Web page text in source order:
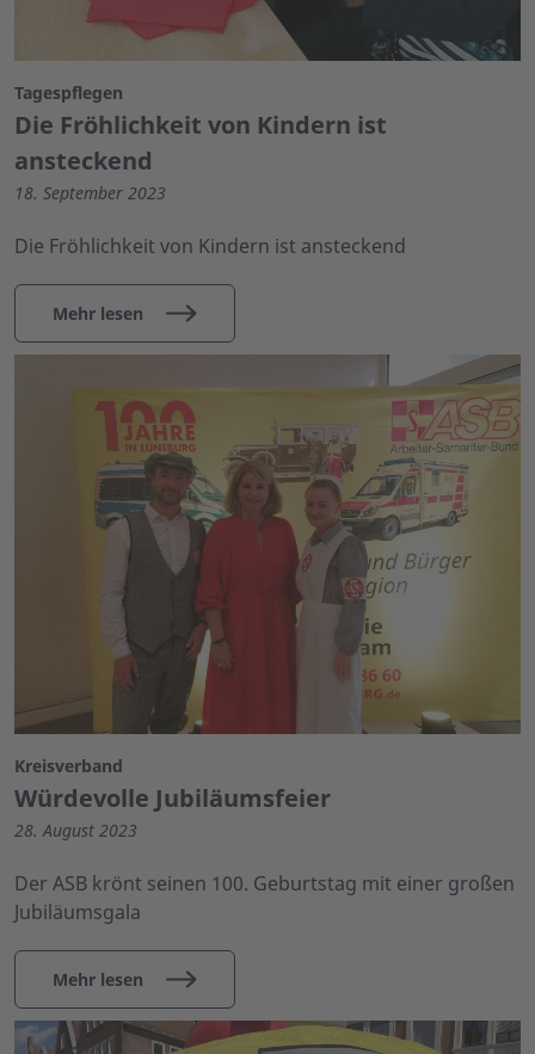
Tagespflegen
Die Fröhlichkeit von Kindern ist
ansteckend
18. September 2023
Die Fröhlichkeit von Kindern ist ansteckend
Mehr lesen
Kreisverband
Würdevolle Jubiläumsfeier
28. August 2023
Der ASB krönt seinen 100. Geburtstag mit einer großen
Jubiläumsgala
Mehr lesen